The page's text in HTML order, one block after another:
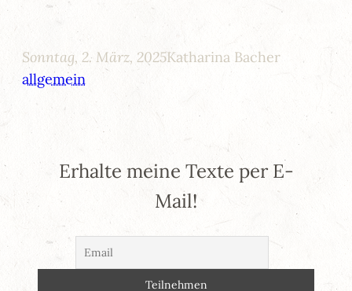
Sonntag, 2. März, 2025Katharina Bacher
allgemein
Erhalte meine Texte per E-
Mail!